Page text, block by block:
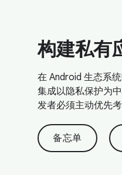
构建私有
在 Android 生态系
集成以隐私保护为
发者必须主动优先
备忘单